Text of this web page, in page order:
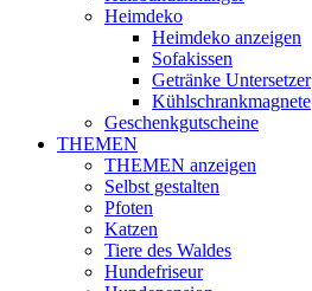
Heimdeko
Heimdeko anzeigen
Sofakissen
Getränke Untersetzer
Kühlschrankmagnete
Geschenkgutscheine
THEMEN
THEMEN anzeigen
Selbst gestalten
Pfoten
Katzen
Tiere des Waldes
Hundefriseur